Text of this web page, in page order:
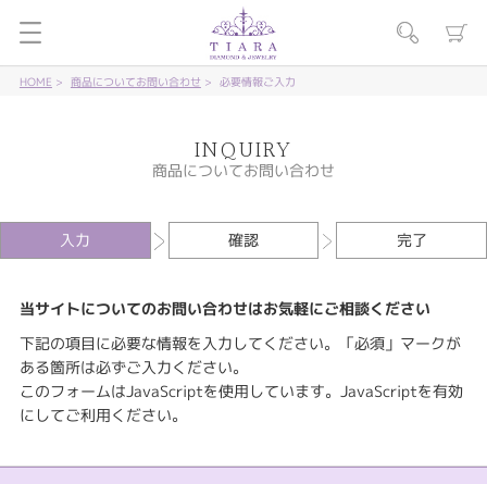
HOME 商品についてお問い合わせ 必要情報ご入力
INQUIRY
商品についてお問い合わせ
入力 確認 完了
当サイトについてのお問い合わせはお気軽にご相談ください
下記の項目に必要な情報を入力してください。「必須」マークが
ある箇所は必ずご入力ください。
このフォームはJavaScriptを使用しています。JavaScriptを有効
にしてご利用ください。